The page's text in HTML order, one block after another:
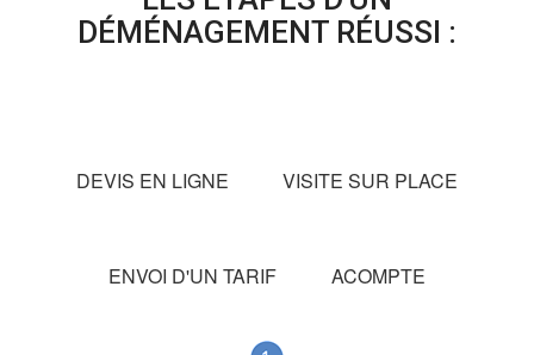
DÉMÉNAGEMENT RÉUSSI :
DEVIS EN LIGNE VISITE SUR PLACE
ENVOI D'UN TARIF ACOMPTE